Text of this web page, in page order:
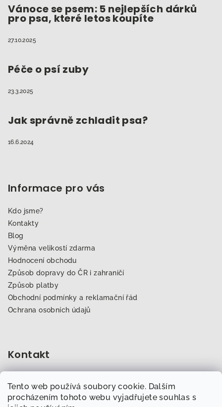
Tento web používá soubory cookie. Dalším
procházením tohoto webu vyjadřujete souhlas s
Vánoce se psem: 5 nejlepších dárků
pro psa, které letos koupíte
27.10.2025
Péče o psí zuby
23.3.2025
Jak správně zchladit psa?
16.6.2024
Informace pro vás
Kdo jsme?
Kontakty
Blog
Výměna velikostí zdarma
Hodnocení obchodu
Způsob dopravy do ČR i zahraničí
Způsob platby
Obchodní podmínky a reklamační řád
Ochrana osobních údajů
Kontakt
702 007 759